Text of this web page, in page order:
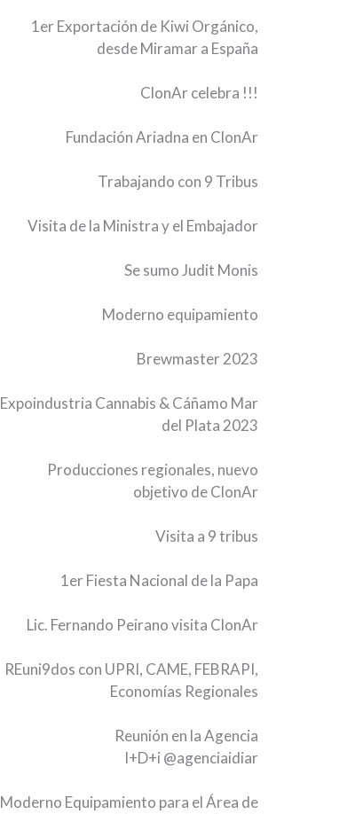
1er Exportación de Kiwi Orgánico,
desde Miramar a España
ClonAr celebra !!!
Fundación Ariadna en ClonAr
Trabajando con 9 Tribus
Visita de la Ministra y el Embajador
Se sumo Judit Monis
Moderno equipamiento
Brewmaster 2023
Expoindustria Cannabis & Cáñamo Mar
del Plata 2023
Producciones regionales, nuevo
objetivo de ClonAr
Visita a 9 tribus
1er Fiesta Nacional de la Papa
Lic. Fernando Peirano visita ClonAr
REuni9dos con UPRI, CAME, FEBRAPI,
Economías Regionales
Reunión en la Agencia
I+D+i @agenciaidiar
Moderno Equipamiento para el Área de